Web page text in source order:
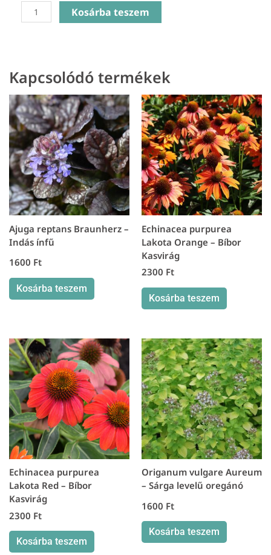
Agastache
Mexicana
Mexikói
Izsópfű
mennyiség
Kosárba teszem
Kapcsolódó termékek
Ajuga reptans Braunherz –
Indás ínfű
1600 Ft
Kosárba teszem
Echinacea purpurea
Lakota Orange – Bíbor
Kasvirág
2300 Ft
Kosárba teszem
Echinacea purpurea
Lakota Red – Bíbor
Kasvirág
2300 Ft
Kosárba teszem
Origanum vulgare Aureum
– Sárga levelű oregánó
1600 Ft
Kosárba teszem